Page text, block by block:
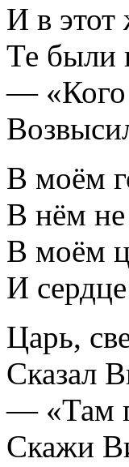
И в
Те были
— «Кого
В моём
В нём
В моём
И
Царь,
Сказал
— «Там
Скажи